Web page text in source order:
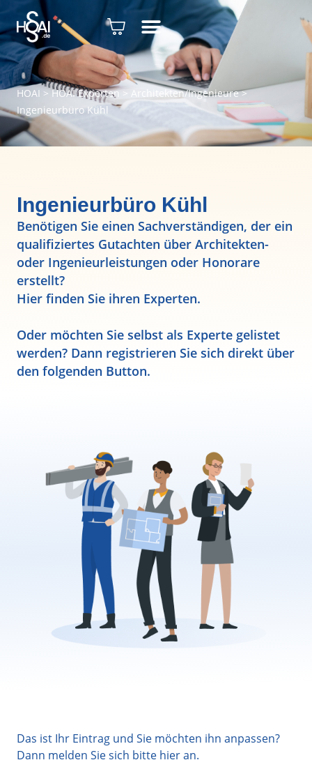
HOAI > HOAI Experten> Architekten/Ingenieure>
Ingenieurbüro Kühl
Ingenieurbüro Kühl
Benötigen Sie einen Sachverständigen, der ein
qualifiziertes Gutachten über Architekten-
oder Ingenieurleistungen oder Honorare
erstellt?
Hier finden Sie ihren Experten.
Oder möchten Sie selbst als Experte gelistet
werden? Dann registrieren Sie sich direkt über
den folgenden Button.
Das ist Ihr Eintrag und Sie möchten ihn anpassen?
Dann melden Sie sich bitte hieran.